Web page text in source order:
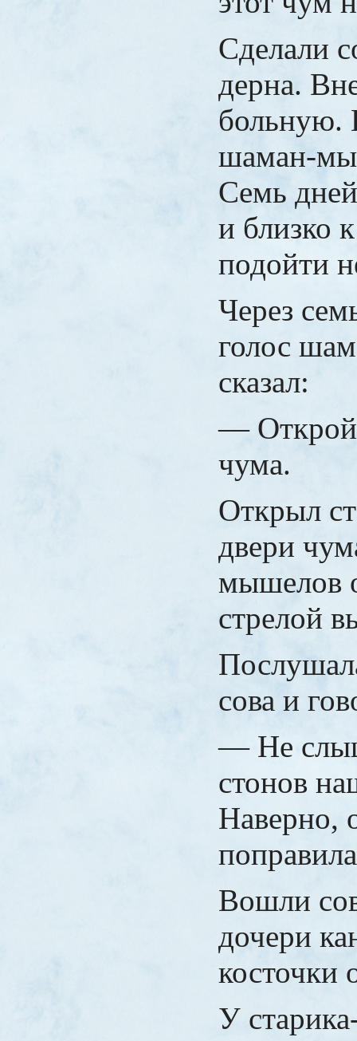
Сделали
дерна.
больную.
шаман-
Семь
и близко
подойти
Через
голос
сказал:
—
чума.
Открыл
двери
мышелов
стрелой
сова и
— Не
стонов
Наверно,
Вошли
дочери
косточки
У